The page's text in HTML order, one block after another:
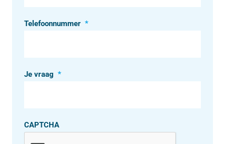
Telefoonnummer *
Je vraag *
CAPTCHA